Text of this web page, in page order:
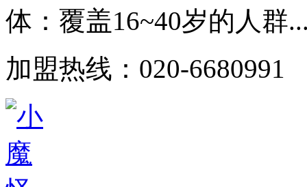
体：覆盖16~40岁的人群
加盟热线：020-6680991